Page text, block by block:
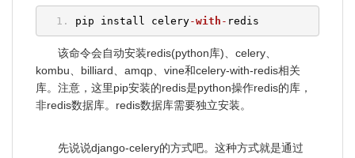
pip install celery-with - redis
该命令会自动安装redis(python库)、celery、
kombu、billiard、amqp、vine和celery-with-redis相关
库。注意，这里pip安装的redis是python操作redis的库，
非redis数据库。redis数据库需要独立安装。
先说说django-celery的方式吧。这种方式就是通过